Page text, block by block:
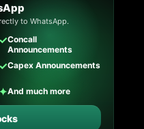
to WhatsApp.
✓Concall
Announcements
✓Capex Announcements
✦And much more